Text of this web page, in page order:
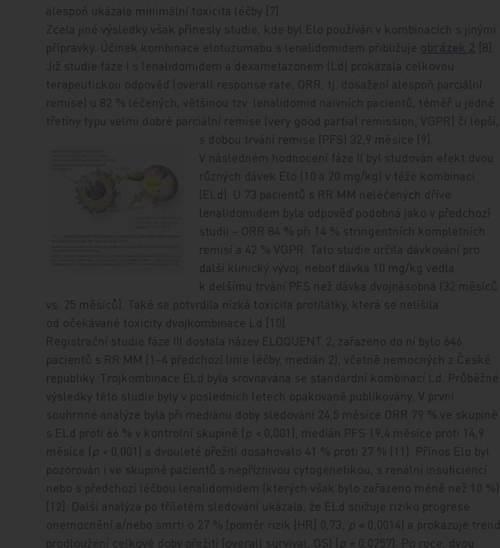
alespoň ukázala minimální toxicita léčby [7].
Zcela jiné výsledky však přinesly studie, kde byl Elo používán v kombinacích s jinými
přípravky. Účinek kombinace elotuzumabu s lenalidomidem přibližuje
[8].
Již studie fáze I s lenalidomidem a dexametazonem (Ld) prokázala celkovou
terapeutickou odpověď (overall response rate, ORR, tj. dosažení alespoň parciální
remise) u 82 % léčených, většinou tzv. lenalidomid naivních pacientů, téměř u jedné
třetiny typu velmi dobré parciální remise (very good partial remission, VGPR) či lepší,
s dobou trvání remise (PFS) 32,9 měsíce [9].
V následném hodnocení fáze II byl studován efekt dvou
různých dávek Elo (10 a 20 mg/kg) v téže kombinaci
(ELd). U 73 pacientů s RR MM neléčených dříve
lenalidomidem byla odpověď podobná jako v předchozí
studii – ORR 84 % při 14 % stringentních kompletních
remisí a 42 % VGPR. Tato studie určila dávkování pro
další klinický vývoj, neboť dávka 10 mg/kg vedla
k delšímu trvání PFS než dávka dvojnásobná (32 měsíců
vs. 25 měsíců). Také se potvrdila nízká toxicita protilátky, která se nelišila
od očekávané toxicity dvojkombinace Ld [10].
Registrační studie fáze III dostala název ELOQUENT 2, zařazeno do ní bylo 646
pacientů s RR MM (1−4 předchozí linie léčby, medián 2), včetně nemocných z České
republiky. Trojkombinace ELd byla srovnávána se standardní kombinací Ld. Průběžné
výsledky této studie byly v posledních letech opakovaně publikovány. V první
souhrnné analýze byla při mediánu doby sledování 24,5 měsíce ORR 79 % ve skupině
s ELd proti 66 % v kontrolní skupině (p < 0,001), medián PFS 19,4 měsíce proti 14,9
měsíce (p < 0,001) a dvouleté přežití dosahovalo 41 % proti 27 % [11]. Přínos Elo byl
pozorován i ve skupině pacientů s nepříznivou cytogenetikou, s renální insuficiencí
nebo s předchozí léčbou lenalidomidem (kterých však bylo zařazeno méně než 10 %)
[12]. Další analýza po tříletém sledování ukázala, že ELd snižuje riziko progrese
onemocnění a/nebo smrti o 27 % (poměr rizik [HR] 0,73; p = 0,0014) a prokazuje trend
prodloužení celkové doby přežití (overall survival, OS) (p = 0,0257). Po roce, dvou